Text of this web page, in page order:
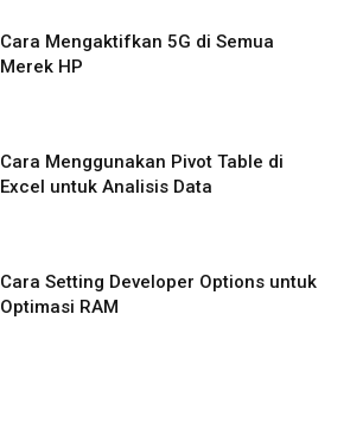
Cara Mengaktifkan 5G di Semua
Merek HP
Cara Menggunakan Pivot Table di
Excel untuk Analisis Data
Cara Setting Developer Options untuk
Optimasi RAM